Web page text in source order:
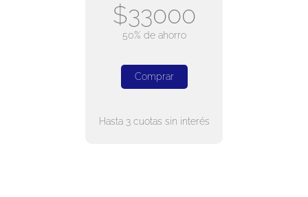
$33000
50% de ahorro
Comprar
Hasta 3 cuotas sin interés